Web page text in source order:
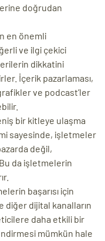
doğrudan
en önemli
ve ilgi çekici
dikkatini
İçerik pazarlaması,
ve podcast’ler
bir kitleye ulaşma
sayesinde, işletmeler
değil,
da işletmelerin
başarısı için
dijital kanalların
daha etkili bir
mümkün hale